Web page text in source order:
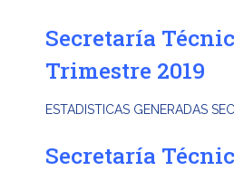
Secretaría
Trimestre 2019
ESTADISTICAS GENERADAS
Secretaría